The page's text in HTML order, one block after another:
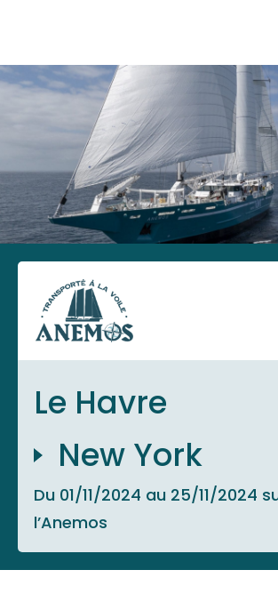
Le Havre
New York
Du 01/11/2024 au 25/11/2024
l’Anemos